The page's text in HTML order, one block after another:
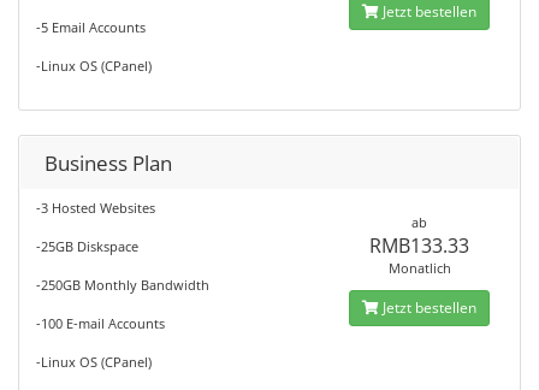
-5 Email Accounts
-Linux OS (CPanel)
Jetzt bestellen
Business Plan
-3 Hosted Websites
-25GB Diskspace
-250GB Monthly Bandwidth
-100 E-mail Accounts
-Linux OS (CPanel)
ab
RMB133.33
Monatlich
Jetzt bestellen